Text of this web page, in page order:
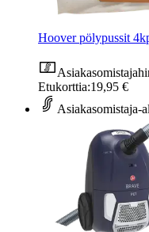
Hoover pölypussit
Etukorttia:19,95 €
Asiakasomistaja-